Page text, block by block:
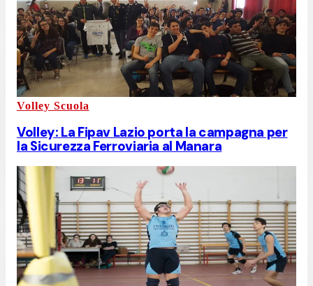
Volley Scuola
Volley: La Fipav Lazio porta la campagna per
la Sicurezza Ferroviaria al Manara